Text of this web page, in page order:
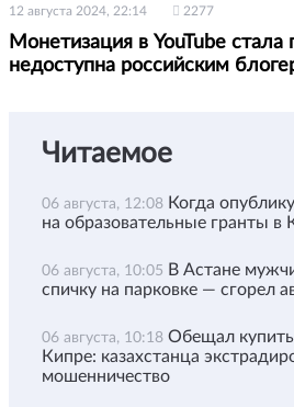
12 августа 2024, 22:14 2277
Монетизация в YouTube стала
недоступна российским
Читаемое
06 августа, 12:08 Когда
на образовательные гранты в
06 августа, 10:05 В Астане
спичку на парковке — сгорел
06 августа, 10:18 Обещал купить
Кипре: казахстанца
мошенничество